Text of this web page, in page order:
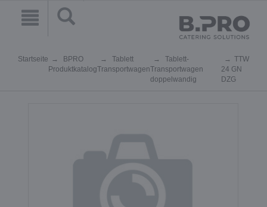
Startseite
BPRO
Produktkatalog
Tablett
Transportwagen
Tablett-
Transportwagen
doppelwandig
TTW
24 GN
DZG